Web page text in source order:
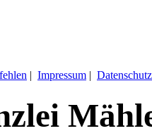
| Impressum |